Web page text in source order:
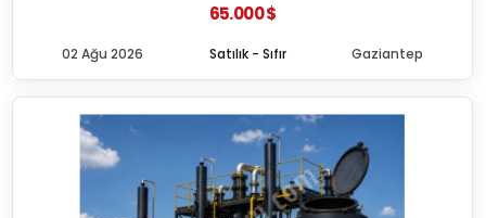
65.000 $
Satılık - Sıfır
02 Ağu 2026 Gaziantep